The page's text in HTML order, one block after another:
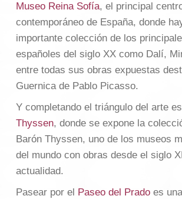
Museo Reina Sofía, el principal
contemporáneo de España, donde
importante colección de los
españoles del siglo XX como Dalí,
entre todas sus obras expuestas
Guernica de Pablo Picasso.
Y completando el triángulo del arte
Thyssen, donde se expone la
Barón Thyssen, uno de los museos
del mundo con obras desde el siglo
actualidad.
Pasear por el
Paseo del Pradoes